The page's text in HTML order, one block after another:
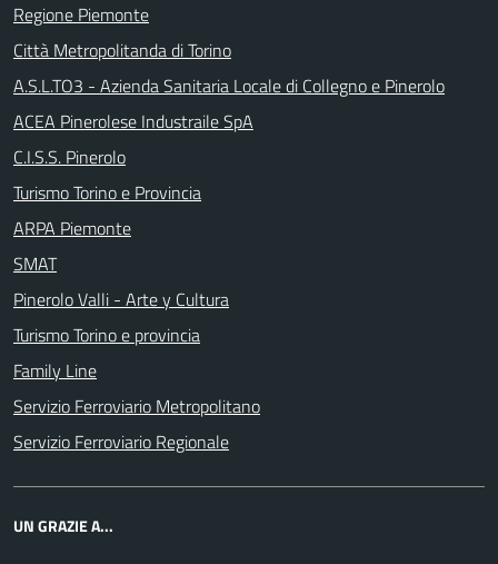
Regione Piemonte
Città Metropolitanda di Torino
A.S.L.TO3 - Azienda Sanitaria Locale di Collegno e Pinerolo
ACEA Pinerolese Industraile SpA
C.I.S.S. Pinerolo
Turismo Torino e Provincia
ARPA Piemonte
SMAT
Pinerolo Valli - Arte y Cultura
Turismo Torino e provincia
Family Line
Servizio Ferroviario Metropolitano
Servizio Ferroviario Regionale
UN GRAZIE A...